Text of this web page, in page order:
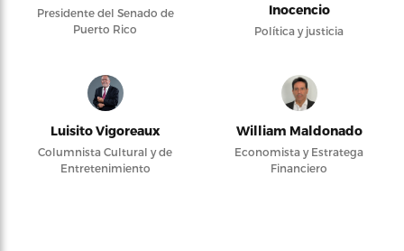
Presidente del Senado de
Puerto Rico
Inocencio
Política y justicia
Luisito Vigoreaux
Columnista Cultural y de
Entretenimiento
William Maldonado
Economista y Estratega
Financiero